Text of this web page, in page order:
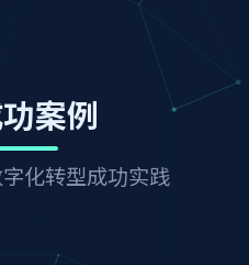
案例
化转型成功实践